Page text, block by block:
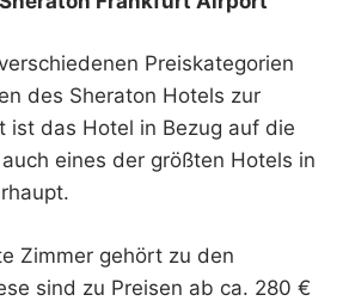
Preiskategorien
des Sheraton Hotels zur
ist das Hotel in Bezug auf die
eines der größten Hotels in
Zimmer gehört zu den
sind zu Preisen ab ca. 280 €